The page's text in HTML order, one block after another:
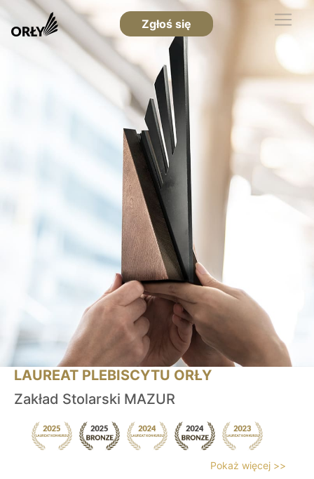
Zgłoś się
LAUREAT PLEBISCYTU ORŁY
Zakład Stolarski MAZUR
Pokaż więcej >>